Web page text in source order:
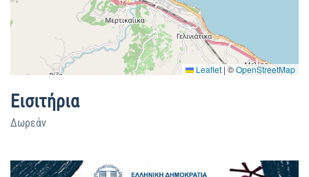
Leaflet | ©OpenStreetMap
Εισιτήρια
Δωρεάν